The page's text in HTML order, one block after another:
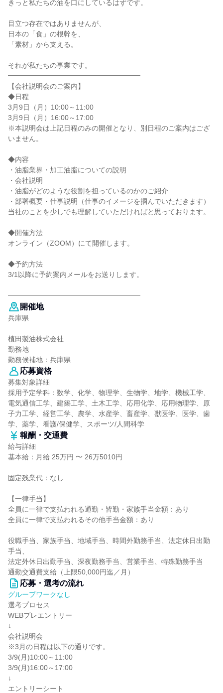
きっと私たちの油を口にしているはずです。
目立つ存在ではありませんが、
日本の「食」の根幹を、
「素材」から支える。
それが私たちの事業です。
━━━━━━━━━━━━━━━━━━━
【会社説明会のご案内】
◆日程
3月9日（月）10:00～11:00
3月9日（月）16:00～17:00
※本説明会は上記日程のみの開催となり、別日程のご案内はござ
いません。
◆内容
・油脂業界・加工油脂についての説明
・会社説明
・油脂がどのような役割を担っているのかのご紹介
・部署概要・仕事説明（仕事のイメージを掴んでいただきます）
当社のことを少しでも理解していただければと思っております。
◆開催方法
オンライン（ZOOM）にて開催します。
◆予約方法
3/1以降に予約案内メールをお送りします。
━━━━━━━━━━━━━━━━━━━
開催地
兵庫県
植田製油株式会社
勤務地
勤務候補地：兵庫県
応募資格
募集対象詳細
採用予定学科：数学、化学、物理学、生物学、地学、機械工学、
電気通信工学、建築工学、土木工学、応用化学、応用物理学、原
子力工学、経営工学、農学、水産学、畜産学、獣医学、医学、歯
学、薬学、看護/保健学、スポーツ/人間科学
報酬・交通費
給与詳細
基本給：月給 25万円 〜 26万5010円
固定残業代：なし
【一律手当】
全員に一律で支払われる通勤・皆勤・家族手当金額：あり
全員に一律で支払われるその他手当金額：あり
役職手当、家族手当、地域手当、時間外勤務手当、法定休日出勤
手当、
法定外休日出勤手当、深夜勤務手当、営業手当、特殊勤務手当
通勤交通費支給（上限50,000円迄／月）
応募・選考の流れ
グループワークなし
選考プロセス
WEBプレエントリー
↓
会社説明会
※3月の日程は以下の通りです。
3/9(月)10:00～11:00
3/9(月)16:00～17:00
↓
エントリーシート